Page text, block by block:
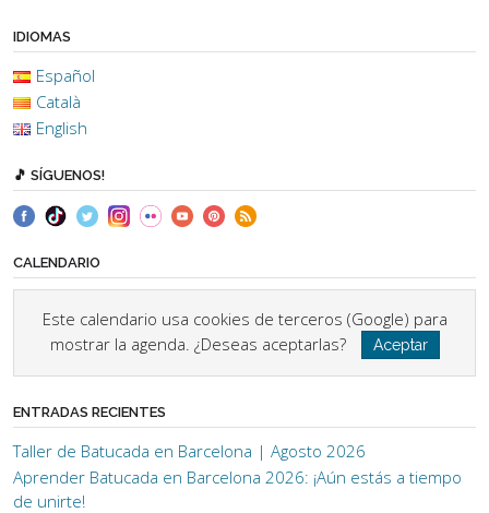
IDIOMAS
Español
Català
English
🎵 SÍGUENOS!
CALENDARIO
Este calendario usa cookies de terceros (Google) para
mostrar la agenda. ¿Deseas aceptarlas?
Aceptar
ENTRADAS RECIENTES
Taller de Batucada en Barcelona | Agosto 2026
Aprender Batucada en Barcelona 2026: ¡Aún estás a tiempo
de unirte!